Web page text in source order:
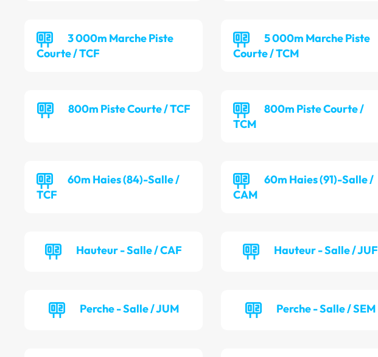
3 000m Marche Piste
Courte / TCF
5 000m Marche Piste
Courte / TCM
800m Piste Courte / TCF
800m Piste Courte /
TCM
60m Haies (84)-Salle /
TCF
60m Haies (91)-Salle /
CAM
Hauteur - Salle / CAF Hauteur - Salle / JUF
Perche - Salle / JUM Perche - Salle / SEM